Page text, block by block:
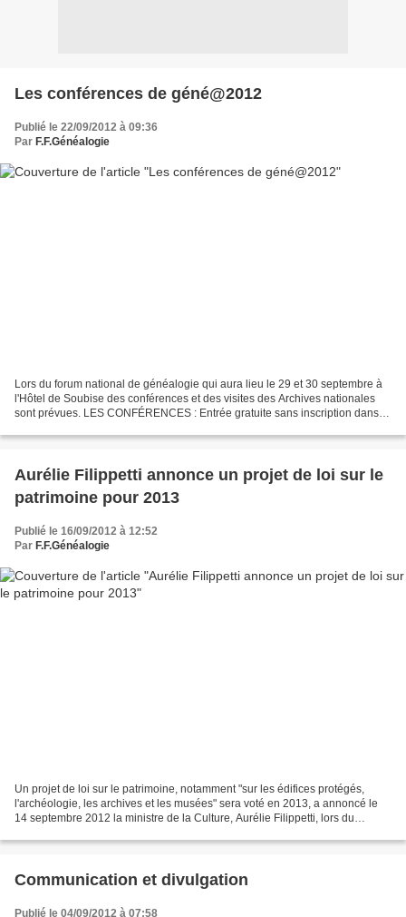
Les conférences de géné@2012
Publié le 22/09/2012 à 09:36
Par F.F.Généalogie
Lors du forum national de généalogie qui aura lieu le 29 et 30 septembre à
l'Hôtel de Soubise des conférences et des visites des Archives nationales
sont prévues. LES CONFÉRENCES : Entrée gratuite sans inscription dans la
Aurélie Filippetti annonce un projet de loi sur le
patrimoine pour 2013
Publié le 16/09/2012 à 12:52
Par F.F.Généalogie
Un projet de loi sur le patrimoine, notamment "sur les édifices protégés,
l'archéologie, les archives et les musées" sera voté en 2013, a annoncé le
14 septembre 2012 la ministre de la Culture, Aurélie Filippetti, lors du
Communication et divulgation
Publié le 04/09/2012 à 07:58